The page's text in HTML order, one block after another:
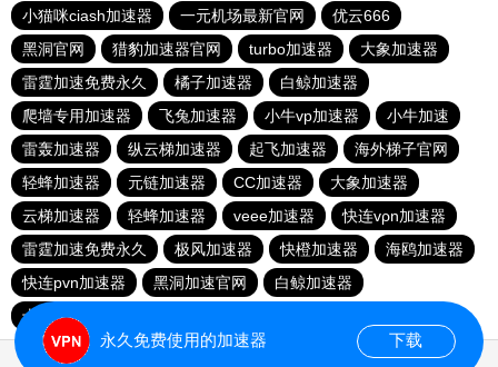
小猫咪ciash加速器
一元机场最新官网
优云666
黑洞官网
猎豹加速器官网 turbo加速器
大象加速器
雷霆加速免费永久
橘子加速器
白鲸加速器
爬墙专用加速器
飞兔加速器 小牛vp加速器
小牛加速
雷轰加速器
纵云梯加速器 起飞加速器
海外梯子官网
轻蜂加速器
元链加速器 CC加速器
大象加速器
云梯加速器
轻蜂加速器 veee加速器
快连vρn加速器
雷霆加速免费永久
极风加速器 快橙加速器
海鸥加速器
快连pvn加速器
黑洞加速官网
白鲸加速器
十大免费网络加速神器
永久免费使用的加速器 下载